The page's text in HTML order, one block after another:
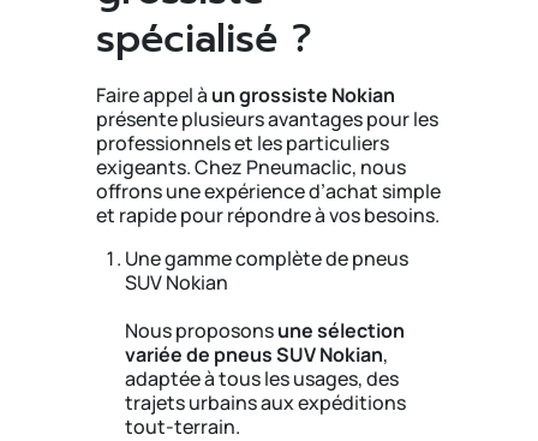
spécialisé ?
Faire appel à un grossiste Nokian
présente plusieurs avantages pour les
professionnels et les particuliers
exigeants. Chez Pneumaclic, nous
offrons une expérience d’achat simple
et rapide pour répondre à vos besoins.
Une gamme complète de pneus
SUV Nokian
Nous proposonsune sélection
variée de pneus SUV Nokian,
adaptée à tous les usages, des
trajets urbains aux expéditions
tout-terrain.